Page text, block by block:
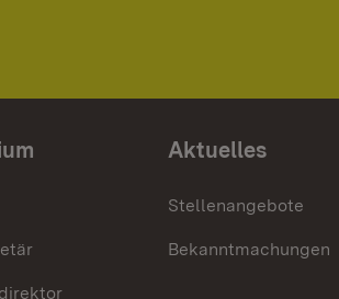
Aktuelles
Stellenangebote
Bekanntmachungen